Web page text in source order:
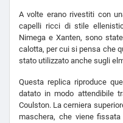
A volte erano rivestiti con
capelli ricci di stile
Nimega e Xanten, sono
calotta, per cui si pensa che
stato utilizzato anche sugli
Questa replica riproduce
datato in modo attendibile
Coulston. La cerniera
maschera, che viene